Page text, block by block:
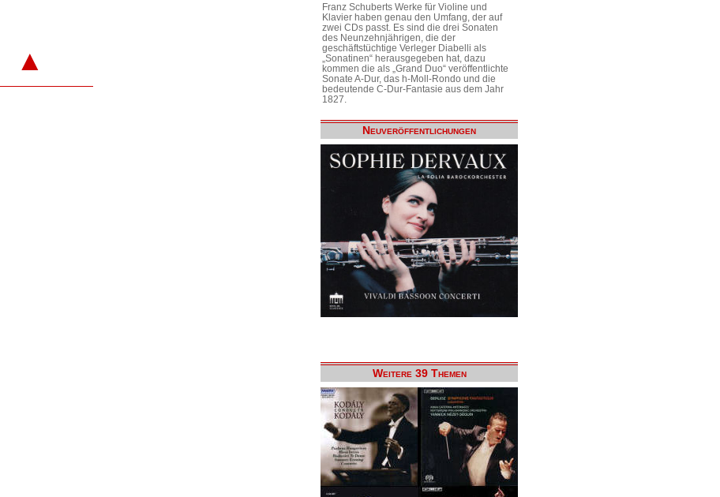
▲
Franz Schuberts Werke für Violine und
Klavier haben genau den Umfang, der auf
zwei CDs passt. Es sind die drei Sonaten
des Neunzehnjährigen, die der
geschäftstüchtige Verleger Diabelli als
„Sonatinen“ herausgegeben hat, dazu
kommen die als „Grand Duo“ veröffentlichte
Sonate A-Dur, das h-Moll-Rondo und die
bedeutende C-Dur-Fantasie aus dem Jahr
1827.
Neuveröffentlichungen
Weitere 39 Themen